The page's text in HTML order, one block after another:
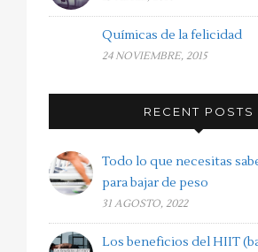
Químicas de la felicidad
24 NOVIEMBRE, 2015
RECENT POSTS
Todo lo que necesitas
para bajar de peso
31 AGOSTO, 2022
Los beneficios del HIIT